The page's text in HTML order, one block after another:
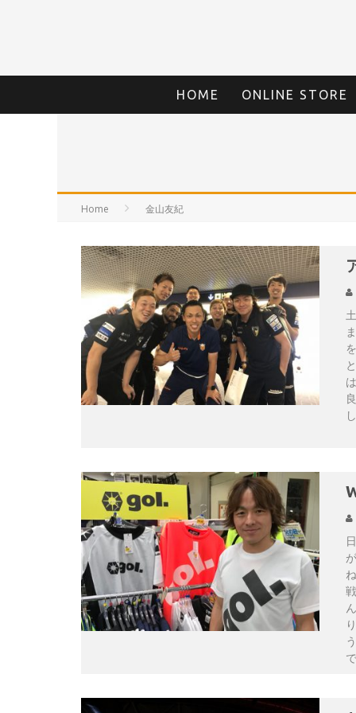
HOME ONLINE STORE
Home 金山友紀
で